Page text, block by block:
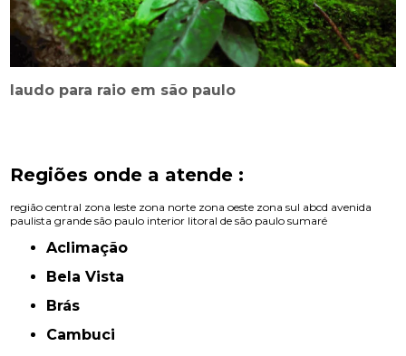
laudo para raio em são paulo
Regiões onde a atende :
região central zona leste zona norte zona oeste zona sul abcd avenida
paulista grande são paulo interior litoral de são paulo sumaré
Aclimação
Bela Vista
Brás
Cambuci